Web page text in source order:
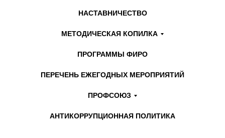
НАСТАВНИЧЕСТВО
МЕТОДИЧЕСКАЯ КОПИЛКА
ПРОГРАММЫ ФИРО
ПЕРЕЧЕНЬ ЕЖЕГОДНЫХ МЕРОПРИЯТИЙ
ПРОФСОЮЗ
АНТИКОРРУПЦИОННАЯ ПОЛИТИКА
Министерство
просвещения
Памятные даты военной